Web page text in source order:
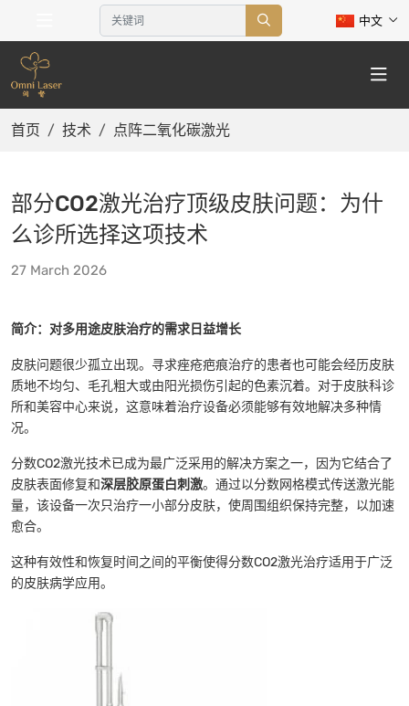
中文
首页 技术 点阵二氧化碳激光
部分CO2激光治疗顶级皮肤问题：为什
么诊所选择这项技术
27 March 2026
简介：对多用途皮肤治疗的需求日益增长
皮肤问题很少孤立出现。寻求痤疮疤痕治疗的患者也可能会经历皮肤
质地不均匀、毛孔粗大或由阳光损伤引起的色素沉着。对于皮肤科诊
所和美容中心来说，这意味着治疗设备必须能够有效地解决多种情
况。
分数CO2激光技术已成为最广泛采用的解决方案之一，因为它结合了
皮肤表面修复和深层胶原蛋白刺激。通过以分数网格模式传送激光能
量，该设备一次只治疗一小部分皮肤，使周围组织保持完整，以加速
愈合。
这种有效性和恢复时间之间的平衡使得分数CO2激光治疗适用于广泛
的皮肤病学应用。